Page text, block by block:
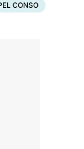
CONSO